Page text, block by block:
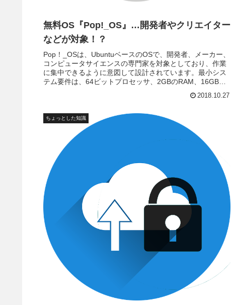
無料OS『Pop!_OS』…開発者やクリエイター
などが対象！？
Pop！_OSは、UbuntuベースのOSで、開発者、メーカー、
コンピュータサイエンスの専門家を対象としており、作業
に集中できるように意図して設計されています。最小シス
テム要件は、64ビットプロセッサ、2GBのRAM、16GBの
2018.10.27
ちょっとした知識